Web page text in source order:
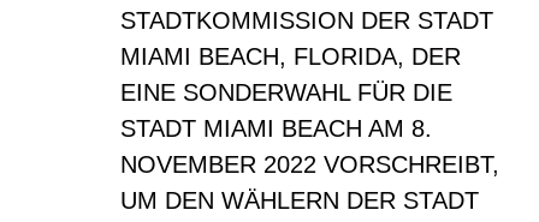
STADTKOMMISSION DER STADT
MIAMI BEACH, FLORIDA, DER
EINE SONDERWAHL FÜR DIE
STADT MIAMI BEACH AM 8.
NOVEMBER 2022 VORSCHREIBT,
UM DEN WÄHLERN DER STADT